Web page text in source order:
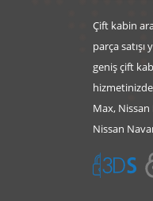
Çift kabin
parça
geniş çift
Max,
Nissan